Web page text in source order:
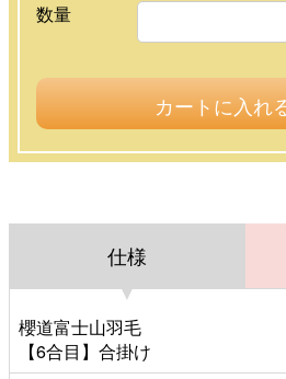
数量
カートに入れ
仕様
櫻道富士山羽毛
【6合目】合掛け